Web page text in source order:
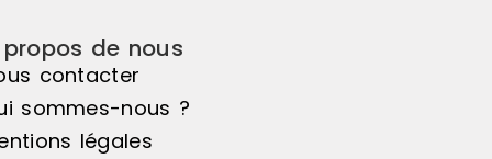
de nous
contacter
sommes-nous ?
légales